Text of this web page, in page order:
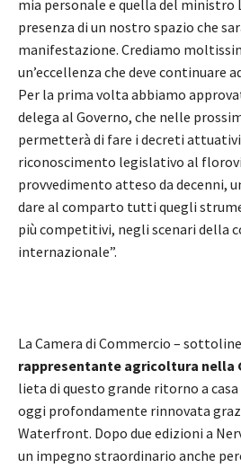
mia personale e quella del ministro
presenza di un nostro spazio che
manifestazione. Crediamo
un’eccellenza che deve continuare
Per la prima volta abbiamo
delega al Governo, che nelle
permetterà di fare i decreti
riconoscimento legislativo al
provvedimento atteso da decenni,
dare al comparto tutti quegli
più competitivi, negli scenari della
internazionale”.
La Camera di Commercio –
rappresentante agricoltura nella
lieta di questo grande ritorno a
oggi profondamente rinnovata
Waterfront. Dopo due edizioni a
un impegno straordinario anche